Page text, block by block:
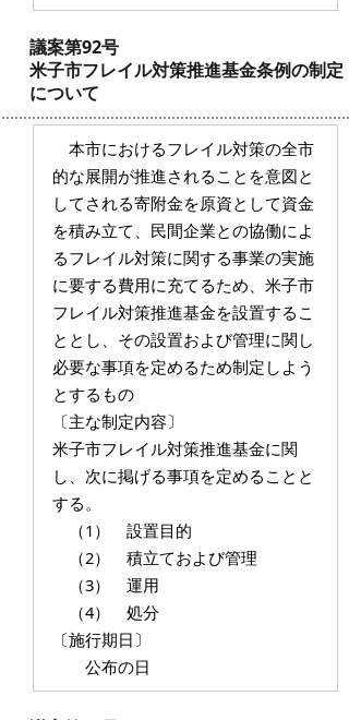
議案第92号
米子市フレイル対策推進基金条例の制定
について
本市におけるフレイル対策の全市
的な展開が推進されることを意図と
してされる寄附金を原資として資金
を積み立て、民間企業との協働によ
るフレイル対策に関する事業の実施
に要する費用に充てるため、米子市
フレイル対策推進基金を設置するこ
ととし、その設置および管理に関し
必要な事項を定めるため制定しよう
とするもの
〔主な制定内容〕
米子市フレイル対策推進基金に関
し、次に掲げる事項を定めることと
する。
（1） 設置目的
（2） 積立ておよび管理
（3） 運用
（4） 処分
〔施行期日〕
公布の日